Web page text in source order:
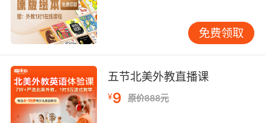
免费领取
五节北美外教直播课
¥9 原价888元